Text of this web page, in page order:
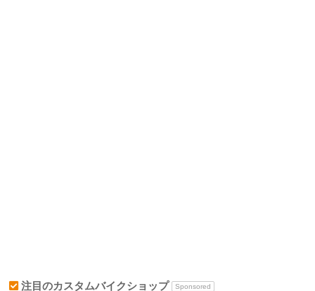
注目のカスタムバイクショップ Sponsored